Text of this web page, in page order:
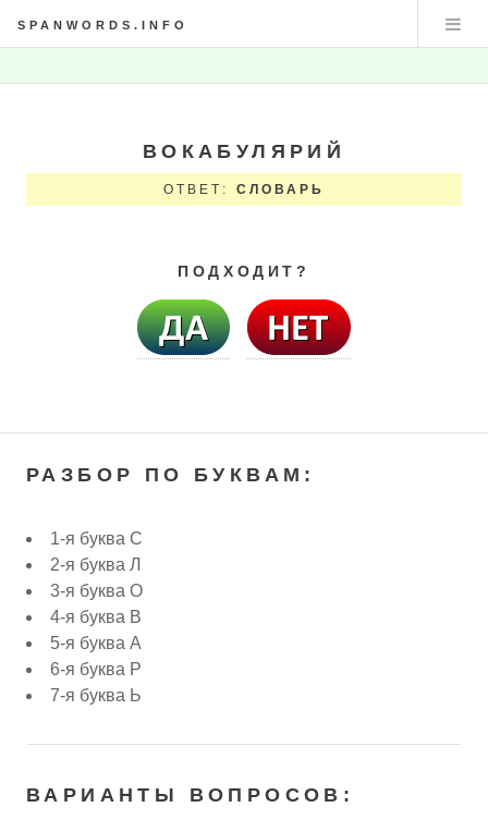
SPANWORDS.INFO
ВОКАБУЛЯРИЙ
ОТВЕТ: СЛОВАРЬ
ПОДХОДИТ?
РАЗБОР ПО БУКВАМ:
1-я буква С
2-я буква Л
3-я буква О
4-я буква В
5-я буква А
6-я буква Р
7-я буква Ь
ВАРИАНТЫ ВОПРОСОВ: